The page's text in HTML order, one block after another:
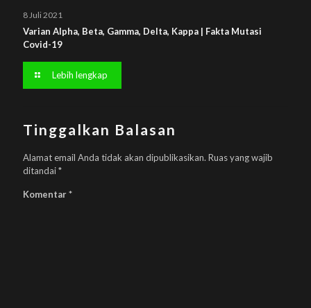
8 Juli 2021
Varian Alpha, Beta, Gamma, Delta, Kappa | Fakta Mutasi
Covid-19
Lebih lengkap
Tinggalkan Balasan
Alamat email Anda tidak akan dipublikasikan. Ruas yang wajib
ditandai*
Komentar*